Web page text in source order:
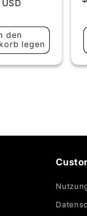
den
legen